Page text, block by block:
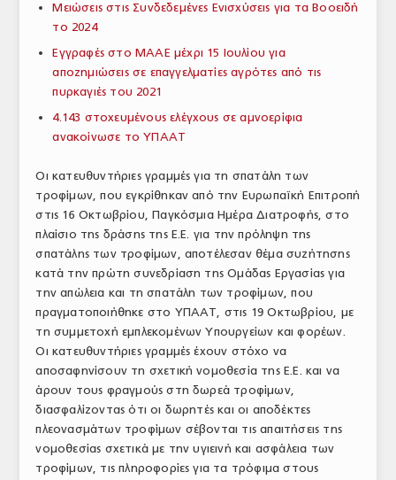
ΠΑΡΑΓΩΓΗ & ΕΜΠΟΡΙΑ
ΣΦΑΓΕΙΑ
ΕΞΟΠΛΙΣΜΟΣ
ΕΜΠΟΡΙΚΟΙ ΑΝΤΙΠΡΟΣΩΠΟΙ
ΝΟΜΟΘΕΣΙΑ
ΕΛΛΗΝΙΚΗ ΝΟΜΟΘΕΣΙΑ
ΕΥΡΩΠΑΪΚΗ ΝΟΜΟΘΕΣΙΑ
ΤΟ ΠΕΡΙΟΔΙΚΟ
Profile
ΑΡΧΕΙΟ ΤΕΥΧΩΝ
ΣΥΝΕΔΡΙΟ ΚΡΕΑΤΟΣ
Μειώσεις στις Συνδεδεμένες Ενισχύσεις για τα Βοοειδή
το 2024
Εγγραφές στο ΜΑΑΕ μέχρι 15 Ιουλίου για
αποζημιώσεις σε επαγγελματίες αγρότες από τις
πυρκαγιές του 2021
4.143 στοχευμένους ελέγχους σε αμνοερίφια
ανακοίνωσε το ΥΠΑΑΤ
Οι κατευθυντήριες γραμμές για τη σπατάλη των
τροφίμων, που εγκρίθηκαν από την Ευρωπαϊκή Επιτροπή
στις 16 Οκτωβρίου, Παγκόσμια Ημέρα Διατροφής, στο
πλαίσιο της δράσης της Ε.Ε. για την πρόληψη της
σπατάλης των τροφίμων, αποτέλεσαν θέμα συζήτησης
κατά την πρώτη συνεδρίαση της Ομάδας Εργασίας για
την απώλεια και τη σπατάλη των τροφίμων, που
πραγματοποιήθηκε στο ΥΠΑΑΤ, στις 19 Οκτωβρίου, με
τη συμμετοχή εμπλεκομένων Υπουργείων και φορέων.
Οι κατευθυντήριες γραμμές έχουν στόχο να
αποσαφηνίσουν τη σχετική νομοθεσία της Ε.Ε. και να
άρουν τους φραγμούς στη δωρεά τροφίμων,
διασφαλίζοντας ότι οι δωρητές και οι αποδέκτες
πλεονασμάτων τροφίμων σέβονται τις απαιτήσεις της
νομοθεσίας σχετικά με την υγιεινή και ασφάλεια των
τροφίμων, τις πληροφορίες για τα τρόφιμα στους